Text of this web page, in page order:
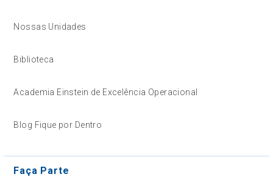
Nossas Unidades
Biblioteca
Academia Einstein de Excelência Operacional
Blog Fique por Dentro
Faça Parte